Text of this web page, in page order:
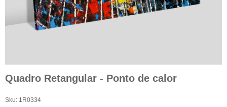
Quadro Retangular - Ponto de calor
Sku: 1R0334